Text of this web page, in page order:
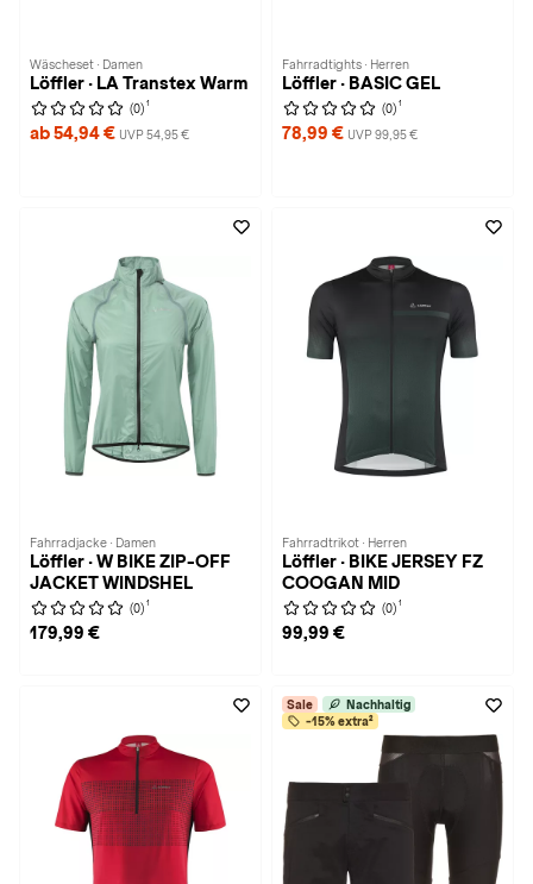
Wäscheset · Damen
Löffler · LA Transtex Warm
(0) 1
ab 54,94 € UVP 54,95 €
Fahrradtights · Herren
Löffler · BASIC GEL
(0) 1
78,99 € UVP 99,95 €
Fahrradjacke · Damen
Löffler · W BIKE ZIP-OFF
JACKET WINDSHEL
(0) 1
179,99 €
Fahrradtrikot · Herren
Löffler · BIKE JERSEY FZ
COOGAN MID
(0) 1
99,99 €
Sale
Nachhaltig
-15% extra²